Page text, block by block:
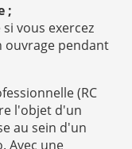
;
vous exercez
ouvrage pendant
(RC
l'objet d'un
au sein d'un
Avec une